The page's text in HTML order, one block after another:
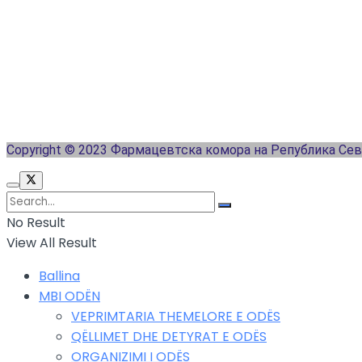
Copyright © 2023 Фармацевтска комора на Република
No Result
View All Result
Ballina
MBI ODËN
VEPRIMTARIA THEMELORE E ODËS
QËLLIMET DHE DETYRAT E ODËS
ORGANIZIMI I ODËS